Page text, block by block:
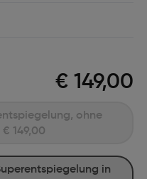
€ 149,00
€ 149,00